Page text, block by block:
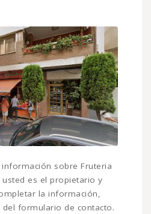
sobre Fruteria
usted es el propietario y
la información,
del formulario de contacto.